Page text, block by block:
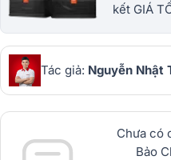
kết GIÁ
T7/2026
Tác giả: Nguyễn Nhật
Chưa có
Bảo